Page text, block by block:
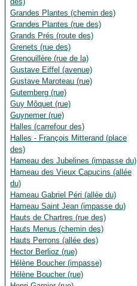
Grandes Plantes (chemin des)
Grandes Plantes (rue des)
Grands Prés (route des)
Grenets (rue des)
Grenouillère (rue de la)
Gustave Eiffel (avenue)
Gustave Maroteau (rue)
Gutemberg (rue)
Guy Môquet (rue)
Guynemer (rue)
Halles (carrefour des)
Halles - François Mitterand (place
des)
Hameau des Jubelines (impasse du)
Hameau des Vieux Capucins (allée
du)
Hameau Gabriel Péri (allée du)
Hameau Saint Jean (impasse du)
Hauts de Chartres (rue des)
Hauts Menus (chemin des)
Hauts Perrons (allée des)
Hector Berlioz (rue)
Hélène Boucher (impasse)
Hélène Boucher (rue)